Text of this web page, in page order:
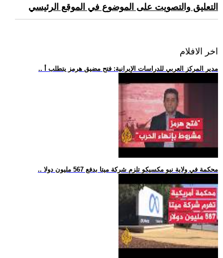
التعليق والتصويت على الموضوع في الموقع الرئيسي
اخر الافلام
.. مدير المركز العربي للدراسات الإيرانية: فتح مضيق هرمز يتطلب أ
.. محكمة في ولاية نيو مكسيكو تلزم شركة ميتا بدفع 567 مليون دولا